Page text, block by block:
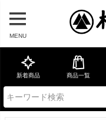
MENU
新着商品 商品一覧